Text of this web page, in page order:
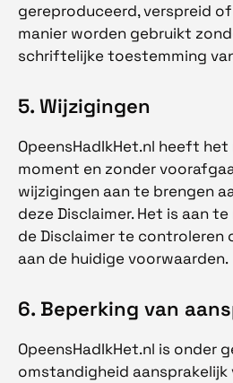
gereproduceerd, verspreid
manier worden gebruikt
schriftelijke toestemming
5. Wijzigingen
OpeensHadIkHet.nl heeft
moment en zonder
wijzigingen aan te brengen
deze Disclaimer. Het is aan
de Disclaimer te controleren
aan de huidige voorwaarden.
6. Beperking van
OpeensHadIkHet.nl is onder
omstandigheid